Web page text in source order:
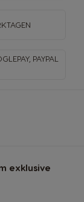
PAYPAL
exklusive